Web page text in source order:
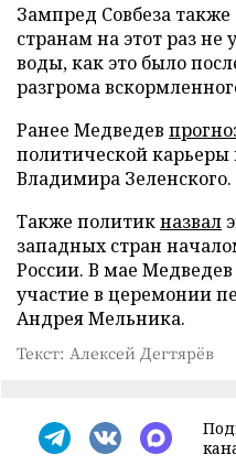
Зампред Совбеза
странам на этот раз не
воды, как это было
разгрома
Ранее Медведев
политической
Владимира Зеленского.
Также политикназвал
западных стран
России. В мае Медведев
участие в церемонии
Андрея Мельника.
Текст: Алексей Дегтярёв